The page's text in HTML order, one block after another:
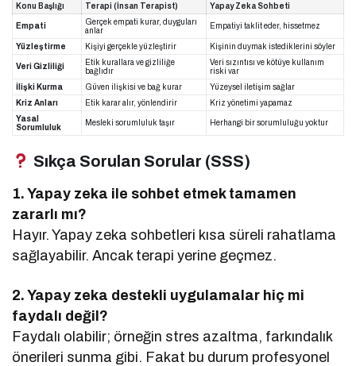
Konu Başlığı Terapi (İnsan Terapist) Yapay Zeka Sohbeti
Empati
Gerçek empati kurar, duyguları
anlar
Empatiyi taklit eder, hissetmez
Yüzleştirme Kişiyi gerçekle yüzleştirir Kişinin duymak istediklerini söyler
Veri Gizliliği
Etik kurallara ve gizliliğe
bağlıdır
Veri sızıntısı ve kötüye kullanım
riski var
İlişki Kurma
Güven ilişkisi ve bağ kurar
Yüzeysel iletişim sağlar
Kriz Anları
Etik karar alır, yönlendirir
Kriz yönetimi yapamaz
Yasal
Sorumluluk
Mesleki sorumluluk taşır Herhangi bir sorumluluğu yoktur
Sıkça Sorulan Sorular (SSS)
1. Yapay zeka ile sohbet etmek tamamen
zararlı mı?
Hayır. Yapay zeka sohbetleri kısa süreli rahatlama
sağlayabilir. Ancak terapi yerine geçmez.
2. Yapay zeka destekli uygulamalar hiç mi
faydalı değil?
Faydalı olabilir; örneğin stres azaltma, farkındalık
önerileri sunma gibi. Fakat bu durum profesyonel